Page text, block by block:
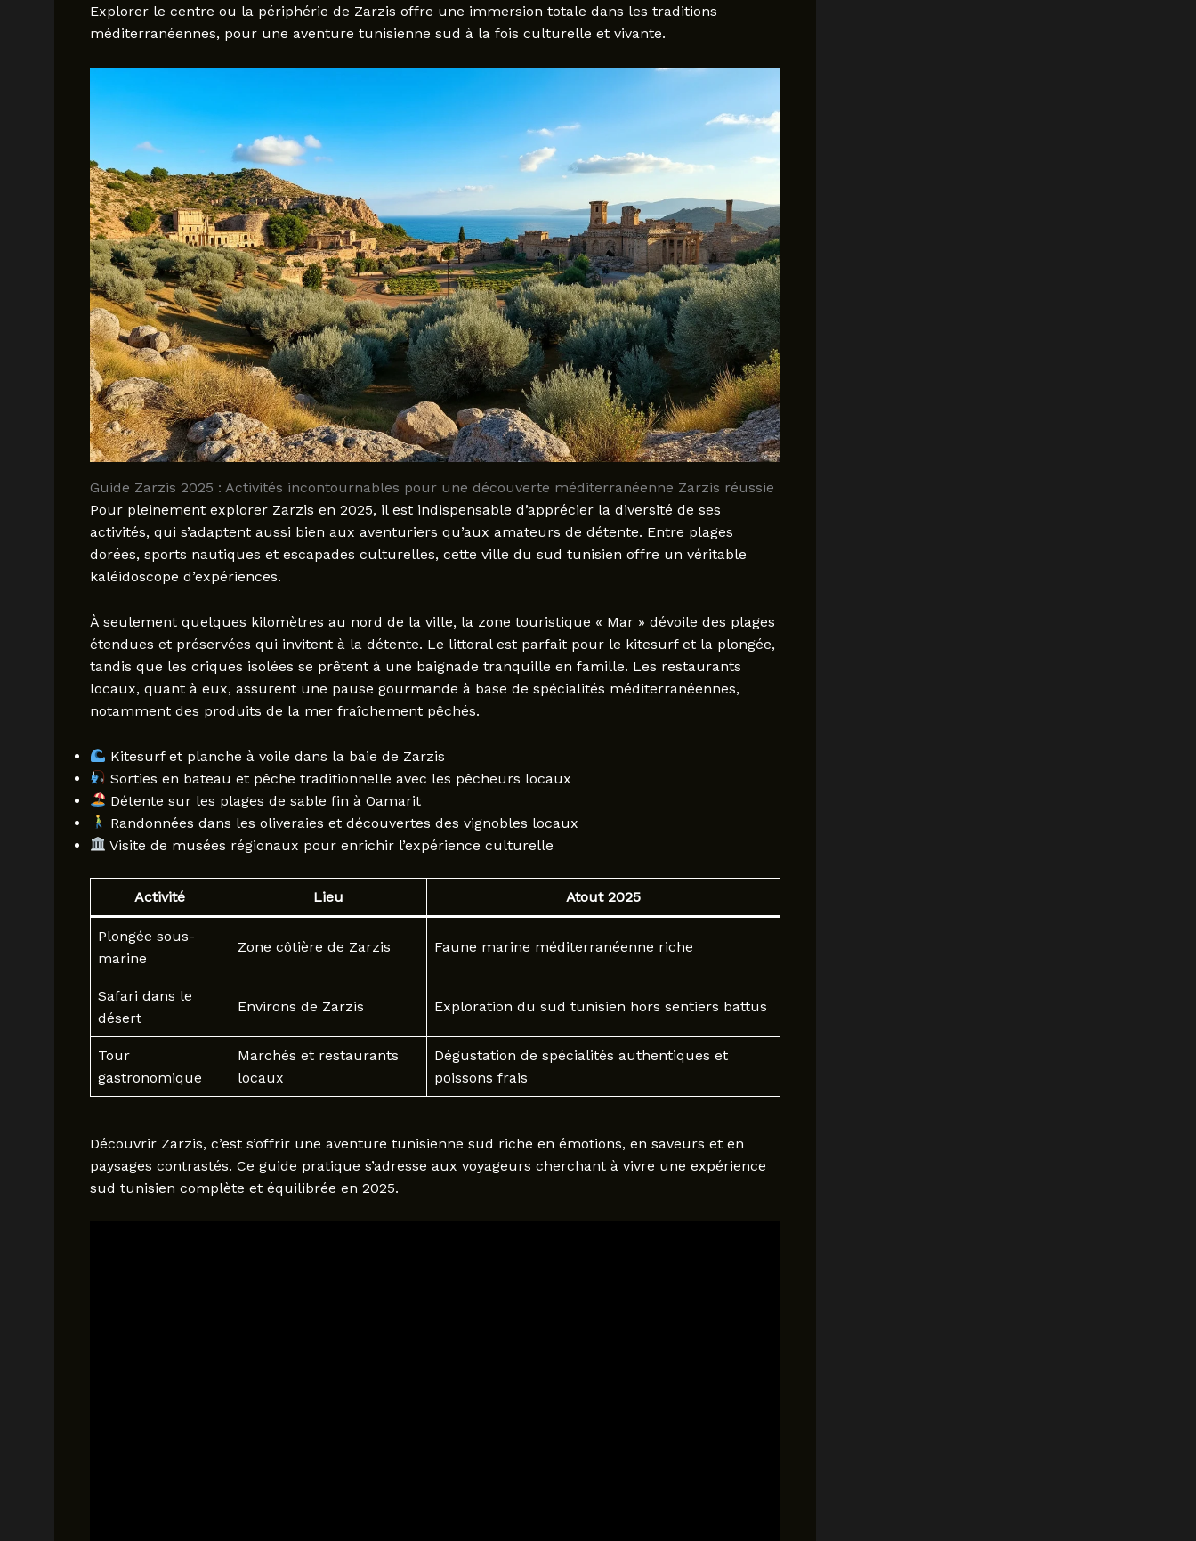
Explorer le centre ou la périphérie de Zarzis offre une immersion totale dans les traditions
méditerranéennes, pour une aventure tunisienne sud à la fois culturelle et vivante.
Guide Zarzis 2025 : Activités incontournables pour une découverte méditerranéenne Zarzis réussie
Pour pleinement explorer Zarzis en 2025, il est indispensable d’apprécier la diversité de ses
activités, qui s’adaptent aussi bien aux aventuriers qu’aux amateurs de détente. Entre plages
dorées, sports nautiques et escapades culturelles, cette ville du sud tunisien offre un véritable
kaléidoscope d’expériences.
À seulement quelques kilomètres au nord de la ville, la zone touristique « Mar » dévoile des plages
étendues et préservées qui invitent à la détente. Le littoral est parfait pour le kitesurf et la plongée,
tandis que les criques isolées se prêtent à une baignade tranquille en famille. Les restaurants
locaux, quant à eux, assurent une pause gourmande à base de spécialités méditerranéennes,
notamment des produits de la mer fraîchement pêchés.
Kitesurf et planche à voile dans la baie de Zarzis
Sorties en bateau et pêche traditionnelle avec les pêcheurs locaux
Détente sur les plages de sable fin à Oamarit
Randonnées dans les oliveraies et découvertes des vignobles locaux
Visite de musées régionaux pour enrichir l’expérience culturelle
Activité Lieu Atout 2025
Plongée sous-
marine
Zone côtière de Zarzis Faune marine méditerranéenne riche
Safari dans le
désert
Environs de Zarzis Exploration du sud tunisien hors sentiers battus
Tour
gastronomique
Marchés et restaurants
locaux
Dégustation de spécialités authentiques et
poissons frais
Découvrir Zarzis, c’est s’offrir une aventure tunisienne sud riche en émotions, en saveurs et en
paysages contrastés. Ce guide pratique s’adresse aux voyageurs cherchant à vivre une expérience
sud tunisien complète et équilibrée en 2025.